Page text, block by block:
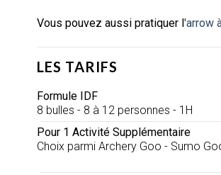
Vous pouvez aussi pratiquer l 'arrow
LES TARIFS
Formule IDF
8 bulles - 8 à 12 personnes - 1H
Pour 1 Activité Supplémentaire
Choix parmi Archery Goo - Sumo